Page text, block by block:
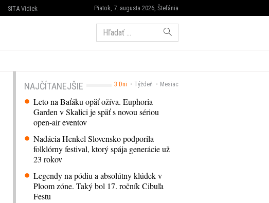
Piatok, 7. augusta 2026, Štefánia
SITA Vidiek
Hľadať:
3 Dni Týždeň Mesiac
NAJČÍTANEJŠIE
Leto na Baťáku opäť ožíva. Euphoria
Garden v Skalici je späť s novou sériou
open-air eventov
Nadácia Henkel Slovensko podporila
folklórny festival, ktorý spája generácie už
23 rokov
Legendy na pódiu a absolútny klúdek v
Ploom zóne. Taký bol 17. ročník Cibuľa
Festu